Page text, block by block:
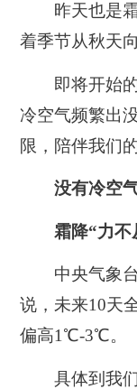
昨天也是
着季节从秋天
即将开始
冷空气频繁出
限，陪伴我们
没有冷空
霜降“力不
中央气象
说，未来10天
偏高1℃-3℃。
具体到我